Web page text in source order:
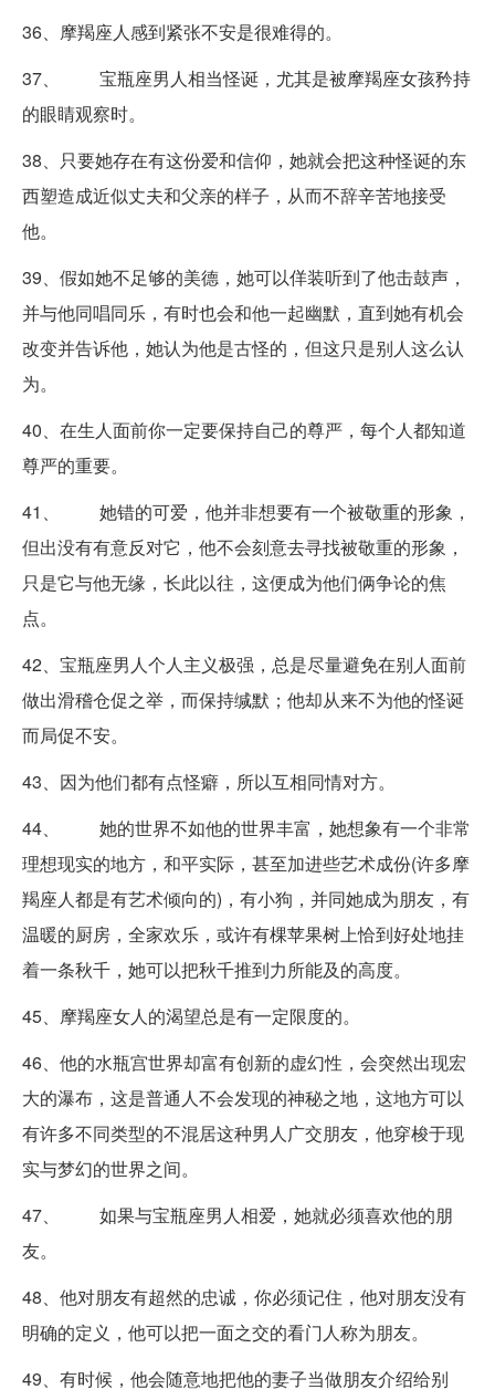
36、摩羯座人感到紧张不安是很难得的。
37、 宝瓶座男人相当怪诞，尤其是被摩羯座女孩矜持
的眼睛观察时。
38、只要她存在有这份爱和信仰，她就会把这种怪诞的东
西塑造成近似丈夫和父亲的样子，从而不辞辛苦地接受
他。
39、假如她不足够的美德，她可以佯装听到了他击鼓声，
并与他同唱同乐，有时也会和他一起幽默，直到她有机会
改变并告诉他，她认为他是古怪的，但这只是别人这么认
为。
40、在生人面前你一定要保持自己的尊严，每个人都知道
尊严的重要。
41、 她错的可爱，他并非想要有一个被敬重的形象，
但出没有有意反对它，他不会刻意去寻找被敬重的形象，
只是它与他无缘，长此以往，这便成为他们俩争论的焦
点。
42、宝瓶座男人个人主义极强，总是尽量避免在别人面前
做出滑稽仓促之举，而保持缄默；他却从来不为他的怪诞
而局促不安。
43、因为他们都有点怪癖，所以互相同情对方。
44、 她的世界不如他的世界丰富，她想象有一个非常
理想现实的地方，和平实际，甚至加进些艺术成份(许多摩
羯座人都是有艺术倾向的)，有小狗，并同她成为朋友，有
温暖的厨房，全家欢乐，或许有棵苹果树上恰到好处地挂
着一条秋千，她可以把秋千推到力所能及的高度。
45、摩羯座女人的渴望总是有一定限度的。
46、他的水瓶宫世界却富有创新的虚幻性，会突然出现宏
大的瀑布，这是普通人不会发现的神秘之地，这地方可以
有许多不同类型的不混居这种男人广交朋友，他穿梭于现
实与梦幻的世界之间。
47、 如果与宝瓶座男人相爱，她就必须喜欢他的朋
友。
48、他对朋友有超然的忠诚，你必须记住，他对朋友没有
明确的定义，他可以把一面之交的看门人称为朋友。
49、有时候，他会随意地把他的妻子当做朋友介绍给别